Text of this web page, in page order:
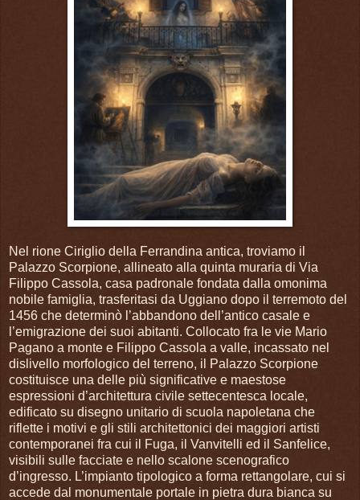
Nel rione Ciriglio della Ferrandina antica, troviamo il
Palazzo Scorpione, allineato alla quinta muraria di Via
Filippo Cassola, casa padronale fondata dalla omonima
nobile famiglia, trasferitasi da Uggiano dopo il terremoto del
1456 che determinò l’abbandono dell’antico casale e
l’emigrazione dei suoi abitanti. Collocato fra le vie Mario
Pagano a monte e Filippo Cassola a valle, incassato nel
dislivello morfologico del terreno, il Palazzo Scorpione
costituisce una delle più significative e maestose
espressioni d’architettura civile settecentesca locale,
edificato su disegno unitario di scuola napoletana che
riflette i motivi e gli stili architettonici dei maggiori artisti
contemporanei fra cui il Fuga, il Vanvitelli ed il Sanfelice,
visibili sulle facciate e nello scalone scenografico
d’ingresso. L’impianto tipologico a forma rettangolare, cui si
accede dal monumentale portale in pietra dura bianca su